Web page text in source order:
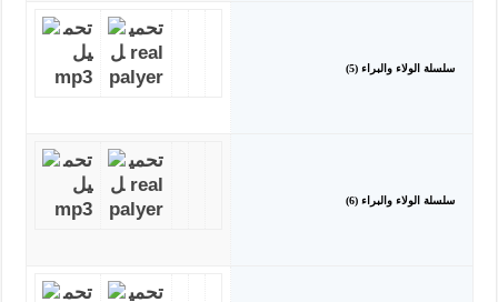
سلسلة الولاء والبراء (5)
سلسلة الولاء والبراء (6)